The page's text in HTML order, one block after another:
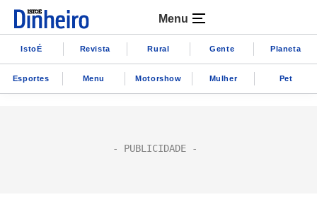
Menu
IstoÉ Revista Rural Gente Planeta
Esportes Menu Motorshow Mulher Pet